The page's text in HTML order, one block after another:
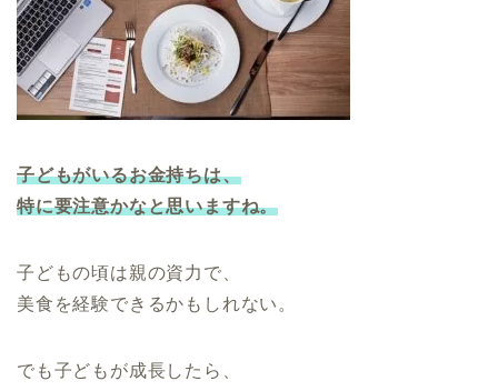
子どもがいるお金持ちは、
特に要注意かなと思いますね。
子どもの頃は親の資力で、
美食を経験できるかもしれない。
でも子どもが成長したら、